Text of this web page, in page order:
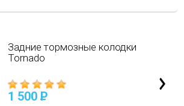
Задние тормозные колодки
Tornado
1 500 P